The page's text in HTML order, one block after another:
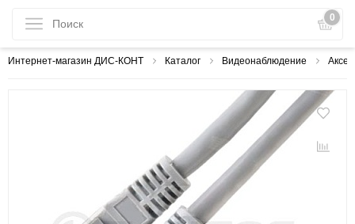
0
Интернет-магазин ДИС-КОНТ Каталог Видеонаблюдение